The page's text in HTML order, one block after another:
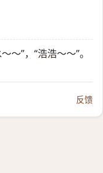
～”，“浩浩～～”。
反馈